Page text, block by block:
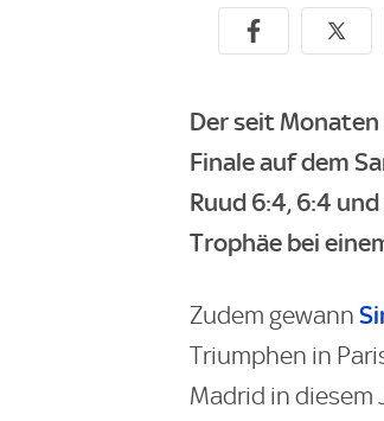
Der seit
Finale auf dem
Ruud 6:4, 6:4
Trophäe bei
Zudem gewann
Triumphen in
Madrid in diesem